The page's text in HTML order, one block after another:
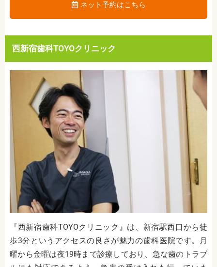
ネット予約はこちら
西新宿歯科TOYOクリニック
『西新宿歯科TOYOクリニック』は、新宿駅西口から徒
歩3分というアクセスの良さが魅力の歯科医院です。月
曜から金曜は夜19時まで診療しており、急な歯のトラブ